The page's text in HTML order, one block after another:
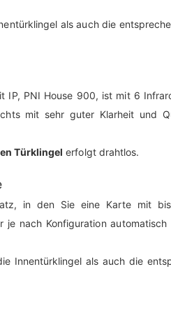
als auch die
IP, PNI House 900, ist mit 6
mit sehr guter Klarheit und
Türklingel erfolgt drahtlos.
in den Sie eine Karte mit
nach Konfiguration
Innentürklingel als auch die